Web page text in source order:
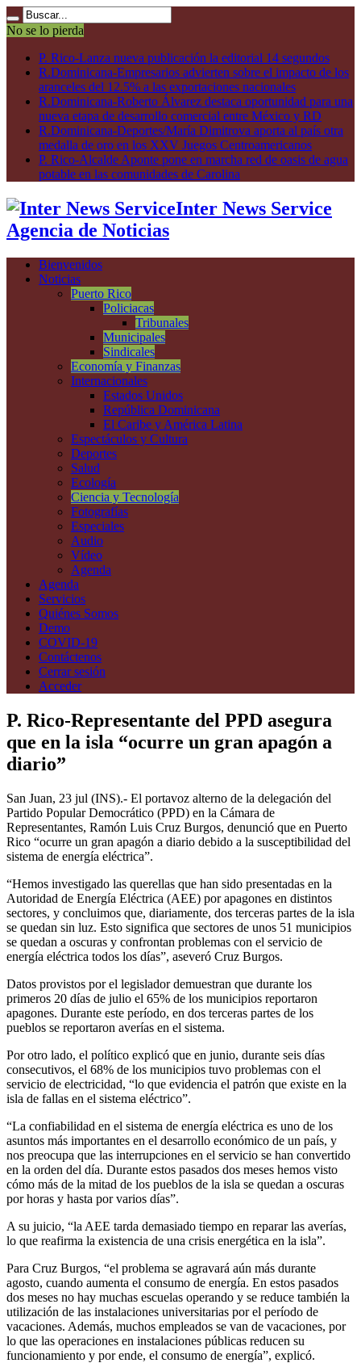
No se lo pierda
P. Rico-Lanza nueva publicación la editorial 14 segundos
R.Dominicana-Empresarios advierten sobre el impacto de los
aranceles del 12.5% a las exportaciones nacionales
R.Dominicana-Roberto Álvarez destaca oportunidad para una
nueva etapa de desarrollo comercial entre México y RD
R.Dominicana-Deportes/María Dimitrova aporta al país otra
medalla de oro en los XXV Juegos Centroamericanos
P. Rico-Alcalde Aponte pone en marcha red de oasis de agua
potable en las comunidades de Carolina
Inter News Service
Agencia de Noticias
Bienvenidos
Noticias
Puerto Rico
Policiacas
Tribunales
Municipales
Sindicales
Economía y Finanzas
Internacionales
Estados Unidos
República Dominicana
El Caribe y América Latina
Espectáculos y Cultura
Deportes
Salud
Ecología
Ciencia y Tecnología
Fotografías
Especiales
Audio
Vídeo
Agenda
Agenda
Servicios
Quiénes Somos
Demo
COVID-19
Contáctenos
Cerrar sesión
Acceder
P. Rico-Representante del PPD asegura
que en la isla “ocurre un gran apagón a
diario”
San Juan, 23 jul (INS).- El portavoz alterno de la delegación del
Partido Popular Democrático (PPD) en la Cámara de
Representantes, Ramón Luis Cruz Burgos, denunció que en Puerto
Rico “ocurre un gran apagón a diario debido a la susceptibilidad del
sistema de energía eléctrica”.
“Hemos investigado las querellas que han sido presentadas en la
Autoridad de Energía Eléctrica (AEE) por apagones en distintos
sectores, y concluimos que, diariamente, dos terceras partes de la isla
se quedan sin luz. Esto significa que sectores de unos 51 municipios
se quedan a oscuras y confrontan problemas con el servicio de
energía eléctrica todos los días”, aseveró Cruz Burgos.
Datos provistos por el legislador demuestran que durante los
primeros 20 días de julio el 65% de los municipios reportaron
apagones. Durante este período, en dos terceras partes de los
pueblos se reportaron averías en el sistema.
Por otro lado, el político explicó que en junio, durante seis días
consecutivos, el 68% de los municipios tuvo problemas con el
servicio de electricidad, “lo que evidencia el patrón que existe en la
isla de fallas en el sistema eléctrico”.
“La confiabilidad en el sistema de energía eléctrica es uno de los
asuntos más importantes en el desarrollo económico de un país, y
nos preocupa que las interrupciones en el servicio se han convertido
en la orden del día. Durante estos pasados dos meses hemos visto
cómo más de la mitad de los pueblos de la isla se quedan a oscuras
por horas y hasta por varios días”.
A su juicio, “la AEE tarda demasiado tiempo en reparar las averías,
lo que reafirma la existencia de una crisis energética en la isla”.
Para Cruz Burgos, “el problema se agravará aún más durante
agosto, cuando aumenta el consumo de energía. En estos pasados
dos meses no hay muchas escuelas operando y se reduce también la
utilización de las instalaciones universitarias por el período de
vacaciones. Además, muchos empleados se van de vacaciones, por
lo que las operaciones en instalaciones públicas reducen su
funcionamiento y por ende, el consumo de energía”, explicó.